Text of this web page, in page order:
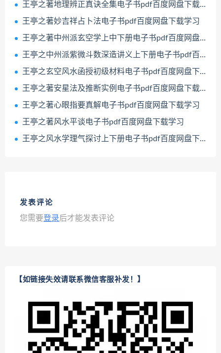
王亭之著地理辨正真诀全集电子书pdf百度网盘下载学习
王亭之著妙吉祥占卜法电子书pdf百度网盘下载学习
王亭之著中州派玄空学上中下册电子书pdf百度网盘下载学习
王亭之中州派紫微斗数深造讲义上下册电子书pdf百度网盘下载学习
王亭之玄空风水函授初级材料电子书pdf百度网盘下载学习
王亭之著安星法及推断实例电子书pdf百度网盘下载学习
王亭之著心眼指要真解电子书pdf百度网盘下载学习
王亭之著风水平谈电子书pdf百度网盘下载学习
王亭之风水学理气探讨上下册电子书pdf百度网盘下载学习
发表评论
您需要登录后才能发表评论
【如链接失效请联系微信客服补发！】